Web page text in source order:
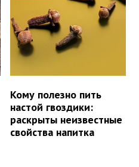
Кому полезно пить
настой гвоздики:
раскрыты неизвестные
свойства напитка